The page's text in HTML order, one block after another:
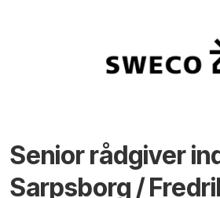
Senior rådgiver
Sarpsborg /